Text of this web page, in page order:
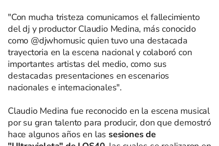
"Con mucha tristeza comunicamos el fallecimiento
del dj y productor Claudio Medina, más conocido
como @djwhomusic quien tuvo una destacada
trayectoria en la escena nacional y colaboró con
importantes artistas del medio, como sus
destacadas presentaciones en escenarios
nacionales e internacionales".
Claudio Medina fue reconocido en la escena musical
por su gran talento para producir, don que demostró
hace algunos años en las sesiones de